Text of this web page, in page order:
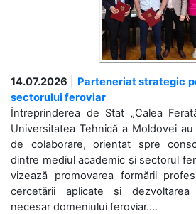
14.07.2026
Parteneriat strategic
sectorului feroviar
Întreprinderea de Stat „Calea
Universitatea Tehnică a Moldovei
de colaborare, orientat spre
dintre mediul academic și sectorul
vizează promovarea formării
cercetării aplicate și dezvoltarea
necesar domeniului feroviar....